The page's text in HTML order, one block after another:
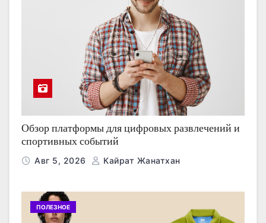
Обзор платформы для цифровых развлечений и
спортивных событий
Авг 5, 2026 Кайрат Жанатхан
ПОЛЕЗНОЕ